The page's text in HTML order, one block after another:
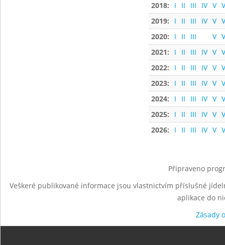
2018:
I II III IV V
2019:
I II III IV V
2020:
I II III V
2021:
I II III IV V
2022:
I II III IV V
2023:
I II III IV V
2024:
I II III IV V
2025:
I II III IV V
2026:
I II III IV V
Připraveno
Veškeré publikované informace jsou vlastnictvím příslušné
aplikace do
Zásady